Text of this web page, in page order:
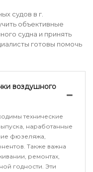
судов в г.
объективные
судна и принять
готовы помочь
воздушного
технические
наработанные
фюзеляжа,
Также важна
ремонтах,
годности. Эти